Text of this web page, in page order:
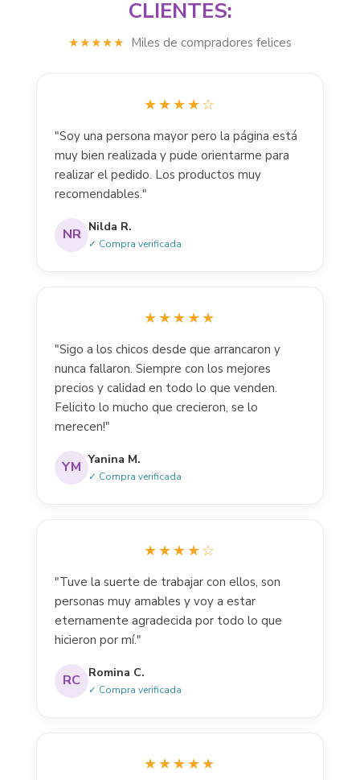
CLIENTES:
★★★★★ Miles de compradores felices
★★★★☆
"Soy una persona mayor pero la página está
muy bien realizada y pude orientarme para
realizar el pedido. Los productos muy
recomendables."
NR Nilda R.
✓ Compra verificada
★★★★★
"Sigo a los chicos desde que arrancaron y
nunca fallaron. Siempre con los mejores
precios y calidad en todo lo que venden.
Felicito lo mucho que crecieron, se lo
merecen!"
YM Yanina M.
✓ Compra verificada
★★★★☆
"Tuve la suerte de trabajar con ellos, son
personas muy amables y voy a estar
eternamente agradecida por todo lo que
hicieron por mí."
RC Romina C.
✓ Compra verificada
★★★★★